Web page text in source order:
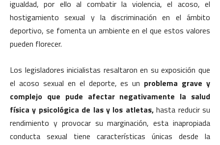
igualdad, por ello al combatir la violencia, el acoso, el
hostigamiento sexual y la discriminación en el ámbito
deportivo, se fomenta un ambiente en el que estos valores
pueden florecer.
Los legisladores inicialistas resaltaron en su exposición que
el acoso sexual en el deporte, es un problema grave y
complejo que pude afectar negativamente la salud
física y psicológica de las y los atletas,hasta reducir su
rendimiento y provocar su marginación, esta inapropiada
conducta sexual tiene características únicas desde la